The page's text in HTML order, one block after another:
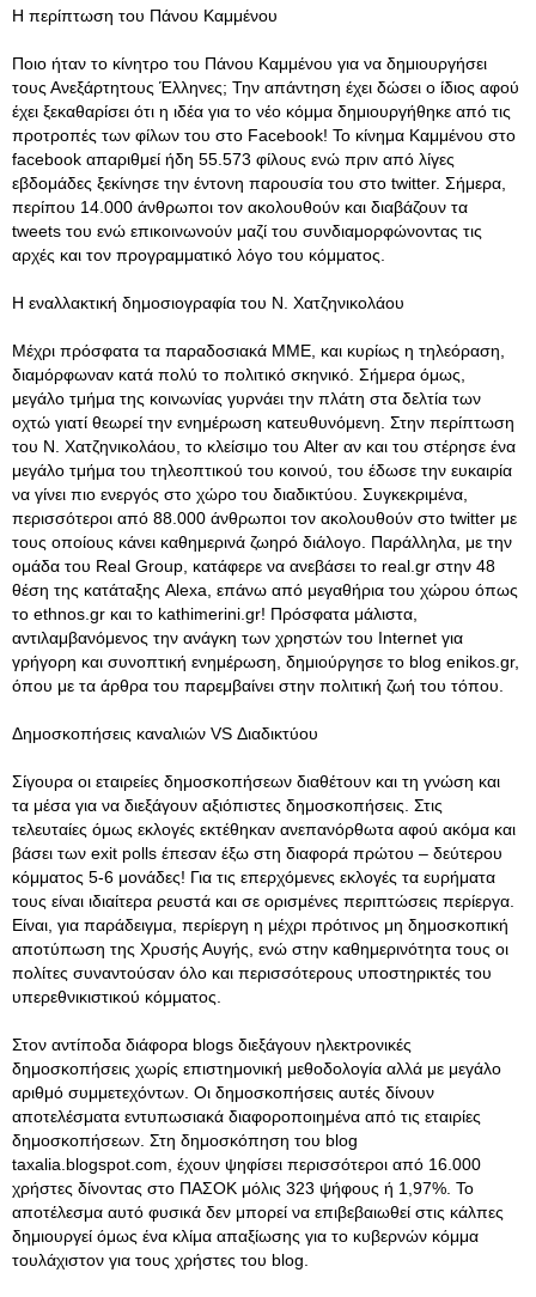
Η περίπτωση του Πάνου Καμμένου
Ποιο ήταν το κίνητρο του Πάνου Καμμένου για να δημιουργήσει
τους Ανεξάρτητους Έλληνες; Την απάντηση έχει δώσει ο ίδιος αφού
έχει ξεκαθαρίσει ότι η ιδέα για το νέο κόμμα δημιουργήθηκε από τις
προτροπές των φίλων του στο Facebook! To κίνημα Καμμένου στο
facebook απαριθμεί ήδη 55.573 φίλους ενώ πριν από λίγες
εβδομάδες ξεκίνησε την έντονη παρουσία του στο twitter. Σήμερα,
περίπου 14.000 άνθρωποι τον ακολουθούν και διαβάζουν τα
tweets του ενώ επικοινωνούν μαζί του συνδιαμορφώνοντας τις
αρχές και τον προγραμματικό λόγο του κόμματος.
Η εναλλακτική δημοσιογραφία του Ν. Χατζηνικολάου
Μέχρι πρόσφατα τα παραδοσιακά ΜΜΕ, και κυρίως η τηλεόραση,
διαμόρφωναν κατά πολύ το πολιτικό σκηνικό. Σήμερα όμως,
μεγάλο τμήμα της κοινωνίας γυρνάει την πλάτη στα δελτία των
οχτώ γιατί θεωρεί την ενημέρωση κατευθυνόμενη. Στην περίπτωση
του Ν. Χατζηνικολάου, το κλείσιμο του Alter αν και του στέρησε ένα
μεγάλο τμήμα του τηλεοπτικού του κοινού, του έδωσε την ευκαιρία
να γίνει πιο ενεργός στο χώρο του διαδικτύου. Συγκεκριμένα,
περισσότεροι από 88.000 άνθρωποι τον ακολουθούν στο twitter με
τους οποίους κάνει καθημερινά ζωηρό διάλογο. Παράλληλα, με την
ομάδα του Real Group, κατάφερε να ανεβάσει το real.gr στην 48
θέση της κατάταξης Alexa, επάνω από μεγαθήρια του χώρου όπως
το ethnos.gr και το kathimerini.gr! Πρόσφατα μάλιστα,
αντιλαμβανόμενος την ανάγκη των χρηστών του Internet για
γρήγορη και συνοπτική ενημέρωση, δημιούργησε το blog enikos.gr,
όπου με τα άρθρα του παρεμβαίνει στην πολιτική ζωή του τόπου.
Δημοσκοπήσεις καναλιών VS Διαδικτύου
Σίγουρα οι εταιρείες δημοσκοπήσεων διαθέτουν και τη γνώση και
τα μέσα για να διεξάγουν αξιόπιστες δημοσκοπήσεις. Στις
τελευταίες όμως εκλογές εκτέθηκαν ανεπανόρθωτα αφού ακόμα και
βάσει των exit polls έπεσαν έξω στη διαφορά πρώτου – δεύτερου
κόμματος 5-6 μονάδες! Για τις επερχόμενες εκλογές τα ευρήματα
τους είναι ιδιαίτερα ρευστά και σε ορισμένες περιπτώσεις περίεργα.
Είναι, για παράδειγμα, περίεργη η μέχρι πρότινος μη δημοσκοπική
αποτύπωση της Χρυσής Αυγής, ενώ στην καθημερινότητα τους οι
πολίτες συναντούσαν όλο και περισσότερους υποστηρικτές του
υπερεθνικιστικού κόμματος.
Στον αντίποδα διάφορα blogs διεξάγουν ηλεκτρονικές
δημοσκοπήσεις χωρίς επιστημονική μεθοδολογία αλλά με μεγάλο
αριθμό συμμετεχόντων. Οι δημοσκοπήσεις αυτές δίνουν
αποτελέσματα εντυπωσιακά διαφοροποιημένα από τις εταιρίες
δημοσκοπήσεων. Στη δημοσκόπηση του blog
taxalia.blogspot.com, έχουν ψηφίσει περισσότεροι από 16.000
χρήστες δίνοντας στο ΠΑΣΟΚ μόλις 323 ψήφους ή 1,97%. Το
αποτέλεσμα αυτό φυσικά δεν μπορεί να επιβεβαιωθεί στις κάλπες
δημιουργεί όμως ένα κλίμα απαξίωσης για το κυβερνών κόμμα
τουλάχιστον για τους χρήστες του blog.